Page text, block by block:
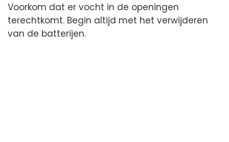
Voorkom dat er vocht in de openingen
terechtkomt. Begin altijd met het verwijderen
van de batterijen.